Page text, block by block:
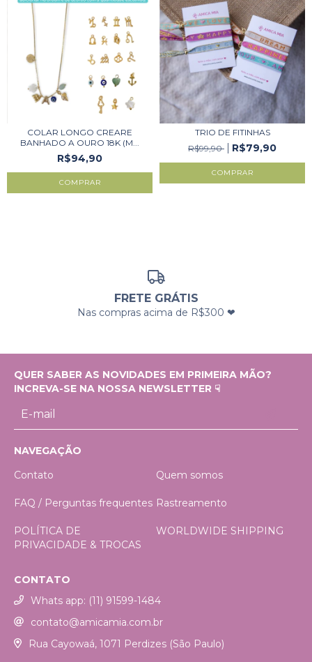
COLAR LONGO CREARE
BANHADO A OURO 18K (M...
R$94,90
COMPRAR
TRIO DE FITINHAS
R$99,90
R$79,90
COMPRAR
FRETE GRÁTIS
Nas compras acima de R$300 ❤
QUER SABER AS NOVIDADES EM PRIMEIRA MÃO?
INCREVA-SE NA NOSSA NEWSLETTER ☟
NAVEGAÇÃO
Contato
Quem somos
FAQ / Perguntas frequentes Rastreamento
POLÍTICA DE
PRIVACIDADE & TROCAS
WORLDWIDE SHIPPING
CONTATO
Whats app: (11) 91599-1484
contato@amicamia.com.br
Rua Cayowaá, 1071 Perdizes (São Paulo)